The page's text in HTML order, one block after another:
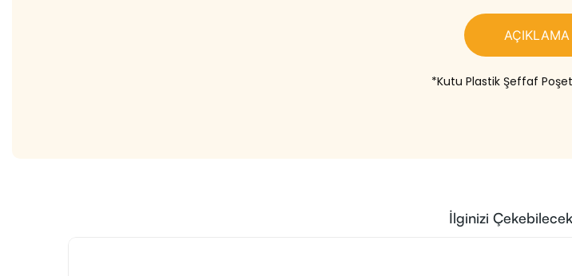
AÇIKLAMA
*Kutu Plastik Şeffaf Poşet
İlginizi